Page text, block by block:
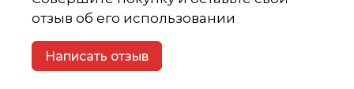
отзыв об его использовании
Написать отзыв